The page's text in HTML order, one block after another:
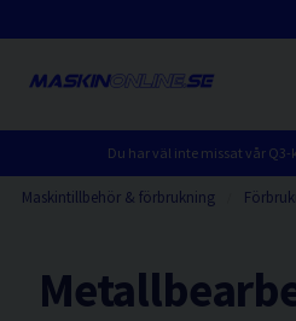
Du har väl inte missat vår Q3-
Maskintillbehör & förbrukning